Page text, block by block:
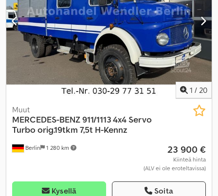
1 / 20
Berlin 1 280 km
Muut
MERCEDES-BENZ911/1113 4x4 Servo
Turbo orig.19tkm 7,5t H-Kennz
23 900 €
Kiinteä hinta
(ALV ei ole eroteltavissa)
Kysellä Soita